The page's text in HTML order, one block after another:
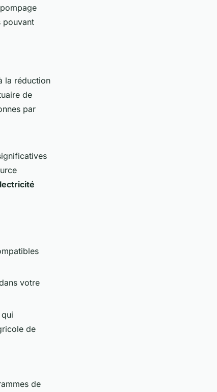
pouvant
la réduction
de
par
votre
qui
de
de